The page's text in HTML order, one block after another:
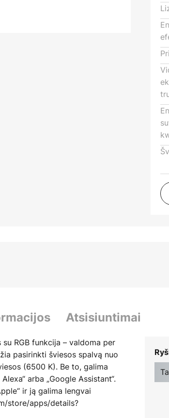
Atsisiuntimai
RGB funkcija – valdoma per
pasirinkti šviesos spalvą nuo
(6500 K). Be to, galima
arba „Google Assistant“.
ir ją galima lengvai
store/apps/details?